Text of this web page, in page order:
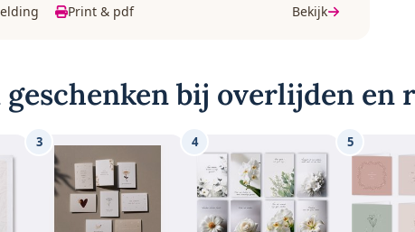
Print & pdf Bekijk
geschenken bij overlijden en
3 4 5